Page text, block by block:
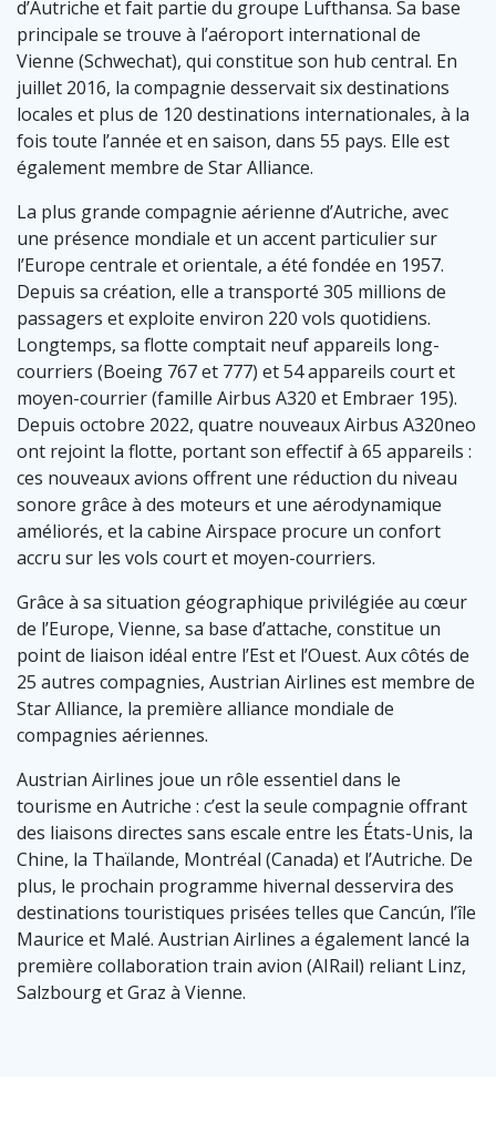
d’Autriche et fait partie du groupe Lufthansa. Sa base
principale se trouve à l’aéroport international de
Vienne (Schwechat), qui constitue son hub central. En
juillet 2016, la compagnie desservait six destinations
locales et plus de 120 destinations internationales, à la
fois toute l’année et en saison, dans 55 pays. Elle est
également membre de Star Alliance.
La plus grande compagnie aérienne d’Autriche, avec
une présence mondiale et un accent particulier sur
l’Europe centrale et orientale, a été fondée en 1957.
Depuis sa création, elle a transporté 305 millions de
passagers et exploite environ 220 vols quotidiens.
Longtemps, sa flotte comptait neuf appareils long-
courriers (Boeing 767 et 777) et 54 appareils court et
moyen-courrier (famille Airbus A320 et Embraer 195).
Depuis octobre 2022, quatre nouveaux Airbus A320neo
ont rejoint la flotte, portant son effectif à 65 appareils :
ces nouveaux avions offrent une réduction du niveau
sonore grâce à des moteurs et une aérodynamique
améliorés, et la cabine Airspace procure un confort
accru sur les vols court et moyen-courriers.
Grâce à sa situation géographique privilégiée au cœur
de l’Europe, Vienne, sa base d’attache, constitue un
point de liaison idéal entre l’Est et l’Ouest. Aux côtés de
25 autres compagnies, Austrian Airlines est membre de
Star Alliance, la première alliance mondiale de
compagnies aériennes.
Austrian Airlines joue un rôle essentiel dans le
tourisme en Autriche : c’est la seule compagnie offrant
des liaisons directes sans escale entre les États-Unis, la
Chine, la Thaïlande, Montréal (Canada) et l’Autriche. De
plus, le prochain programme hivernal desservira des
destinations touristiques prisées telles que Cancún, l’île
Maurice et Malé. Austrian Airlines a également lancé la
première collaboration train avion (AIRail) reliant Linz,
Salzbourg et Graz à Vienne.